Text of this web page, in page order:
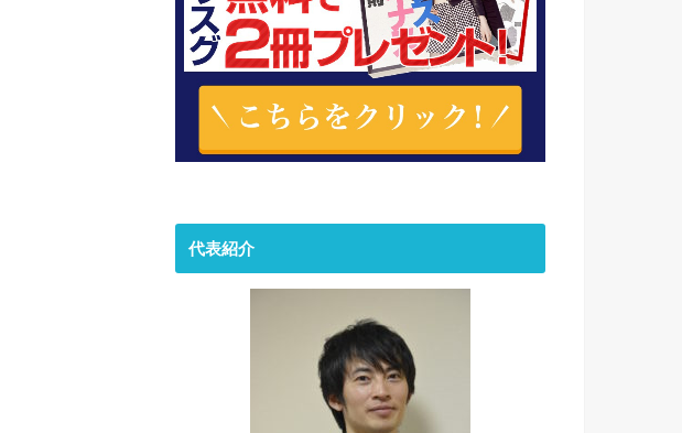
代表紹介